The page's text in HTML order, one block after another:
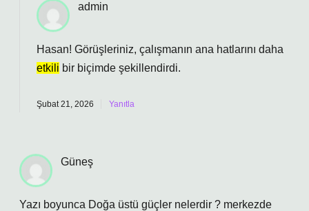
admin
Hasan! Görüşleriniz, çalışmanın ana hatlarını daha
etkili bir biçimde şekillendirdi.
Şubat 21, 2026 Yanıtla
Güneş
Yazı boyunca Doğa üstü güçler nelerdir ? merkezde